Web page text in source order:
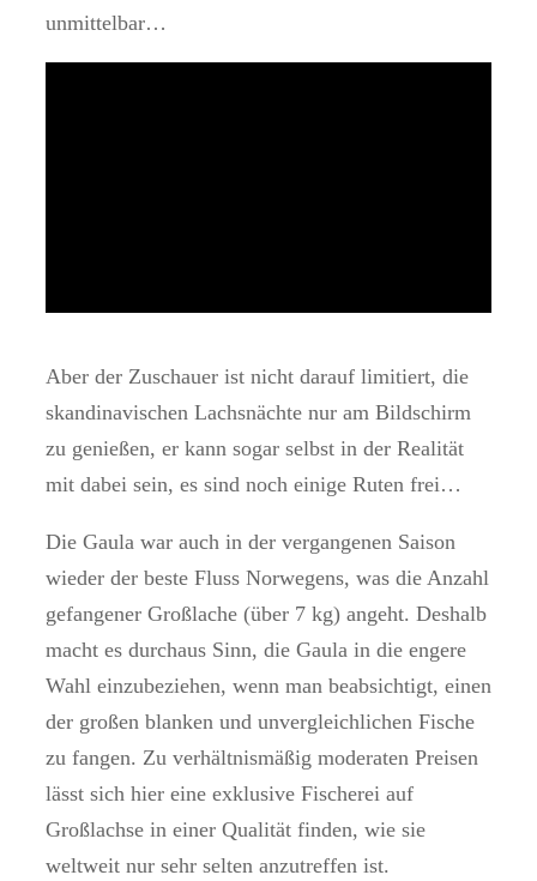
unmittelbar…
Aber der Zuschauer ist nicht darauf limitiert, die
skandinavischen Lachsnächte nur am Bildschirm
zu genießen, er kann sogar selbst in der Realität
mit dabei sein, es sind noch einige Ruten frei…
Die Gaula war auch in der vergangenen Saison
wieder der beste Fluss Norwegens, was die Anzahl
gefangener Großlache (über 7 kg) angeht. Deshalb
macht es durchaus Sinn, die Gaula in die engere
Wahl einzubeziehen, wenn man beabsichtigt, einen
der großen blanken und unvergleichlichen Fische
zu fangen. Zu verhältnismäßig moderaten Preisen
lässt sich hier eine exklusive Fischerei auf
Großlachse in einer Qualität finden, wie sie
weltweit nur sehr selten anzutreffen ist.